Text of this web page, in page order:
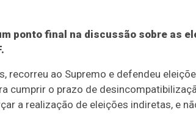
ponto final na discussão sobre as
recorreu ao Supremo e defendeu
cumprir o prazo de
a realização de eleições indiretas, e